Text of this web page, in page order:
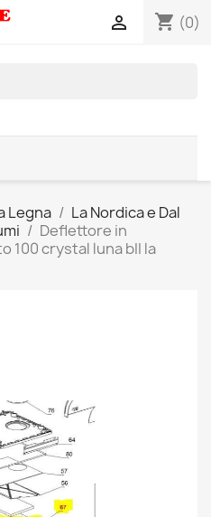
shopping_cart (0)

Legna
La Nordica e Dal
Deflettore in
100 crystal luna bII la